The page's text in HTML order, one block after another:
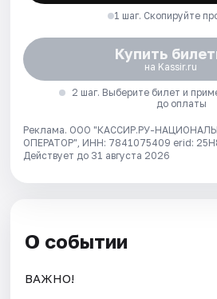
1 шаг. Скопируйте
Купить
на Kassir.ru
2 шаг. Выберите билет и
до оплаты
Реклама. ООО "КАССИР.РУ-
ОПЕРАТОР", ИНН: 7841075409 erid:
Действует до 31 августа 2026
О событии
ВАЖНО!